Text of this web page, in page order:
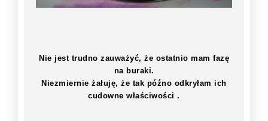
Nie jest trudno zauważyć, że ostatnio mam fazę
na buraki.
Niezmiernie żałuję, że tak późno odkryłam ich
cudowne właściwości .